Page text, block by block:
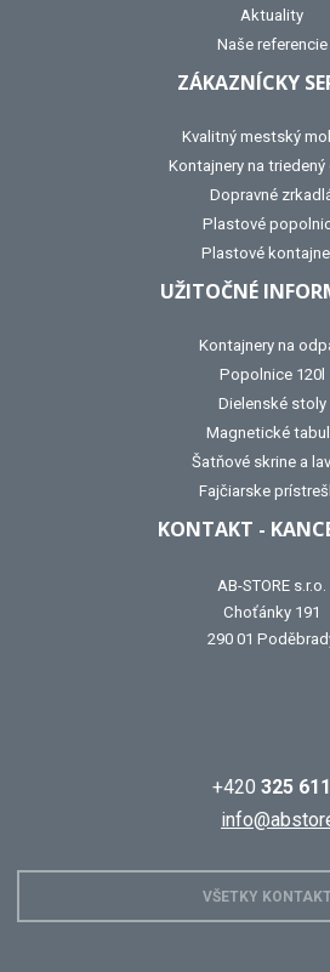
Aktuality
Naše referencie
ZÁKAZNÍCKY
Kvalitný mestský
Kontajnery na
Dopravné
Plastové
Plastové
UŽITOČNÉ
Kontajnery na
Popolnice 120l
Dielenské stoly
Magnetické
Šatňové skrine a
Fajčiarske
KONTAKT -
AB-STORE s.r.o.
Choťánky 191
290 01
+420 325
VŠETKY